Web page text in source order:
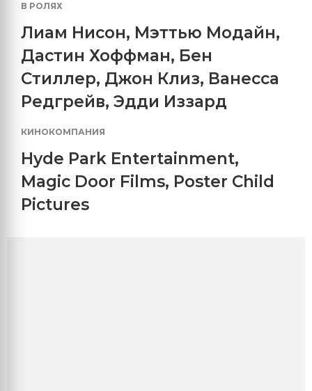
В РОЛЯХ
Лиам Нисон, Мэттью Модайн,
Дастин Хоффман, Бен
Стиллер, Джон Клиз, Ванесса
Редгрейв, Эдди Иззард
КИНОКОМПАНИЯ
Hyde Park Entertainment,
Magic Door Films, Poster Child
Pictures